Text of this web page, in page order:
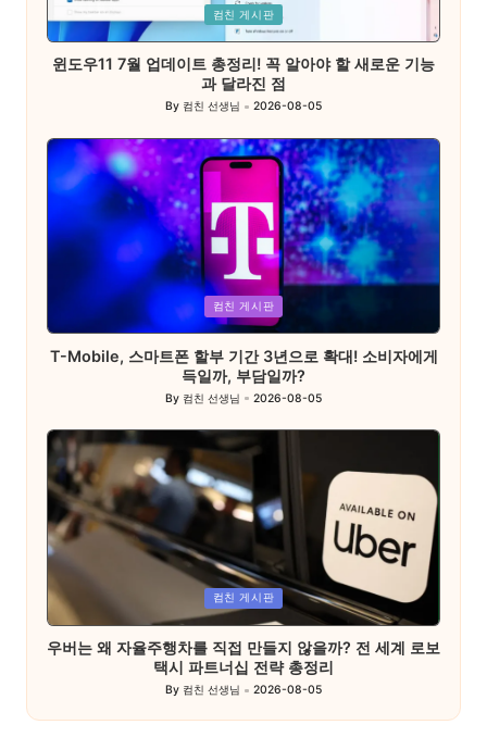
Posted
in
컴친 게시판
윈도우11 7월 업데이트 총정리! 꼭 알아야 할 새로운 기능
과 달라진 점
Posted
By 컴친 선생님 2026-08-05
컴친 게시판
T-Mobile, 스마트폰 할부 기간 3년으로 확대! 소비자에게
득일까, 부담일까?
Posted
By 컴친 선생님 2026-08-05
in
컴친 게시판
우버는 왜 자율주행차를 직접 만들지 않을까? 전 세계 로보
택시 파트너십 전략 총정리
Posted
by
By 컴친 선생님 2026-08-05